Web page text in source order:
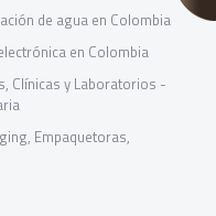
de agua en Colombia
en Colombia
Clínicas y Laboratorios -
Empaquetoras,